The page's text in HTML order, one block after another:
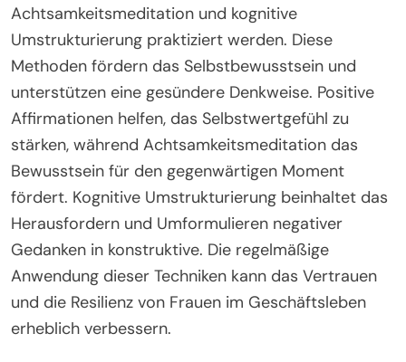
Achtsamkeitsmeditation und kognitive
Umstrukturierung praktiziert werden. Diese
Methoden fördern das Selbstbewusstsein und
unterstützen eine gesündere Denkweise. Positive
Affirmationen helfen, das Selbstwertgefühl zu
stärken, während Achtsamkeitsmeditation das
Bewusstsein für den gegenwärtigen Moment
fördert. Kognitive Umstrukturierung beinhaltet das
Herausfordern und Umformulieren negativer
Gedanken in konstruktive. Die regelmäßige
Anwendung dieser Techniken kann das Vertrauen
und die Resilienz von Frauen im Geschäftsleben
erheblich verbessern.